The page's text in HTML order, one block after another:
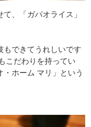
、「ガパオライス」
できてうれしいです
こだわりを持ってい
ホーム マリ」という